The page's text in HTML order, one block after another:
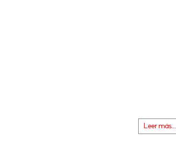
Leer más...